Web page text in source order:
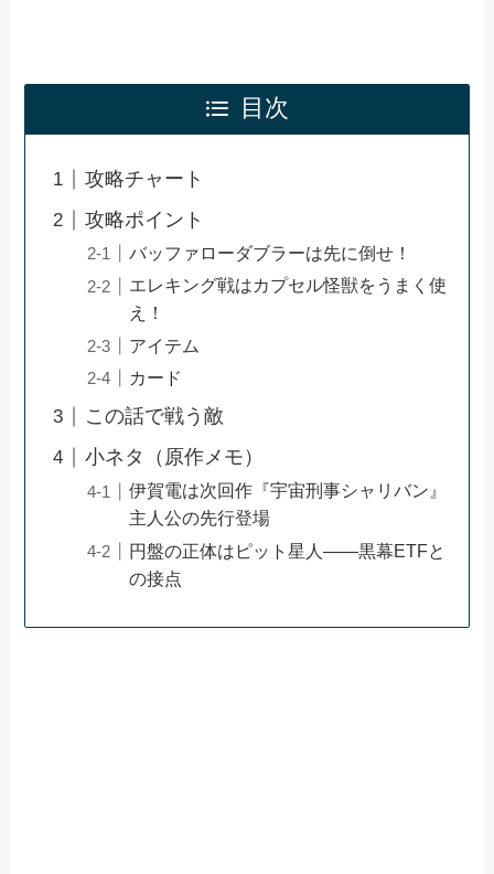
目次
攻略チャート
攻略ポイント
バッファローダブラーは先に倒せ！
エレキング戦はカプセル怪獣をうまく使
え！
アイテム
カード
この話で戦う敵
小ネタ（原作メモ）
伊賀電は次回作『宇宙刑事シャリバン』
主人公の先行登場
円盤の正体はピット星人——黒幕ETFと
の接点